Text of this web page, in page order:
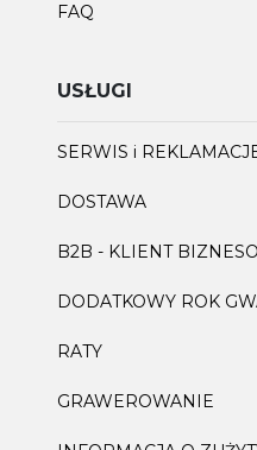
FAQ
USŁUGI
SERWIS i
DOSTAWA
B2B - KLIENT
DODATKOWY ROK
RATY
GRAWEROWANIE